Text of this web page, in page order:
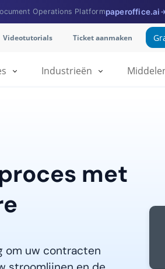
Operations Platformpaperoffice.ai
Videotutorials Ticket aanmaken
Industrieën
met
om uw contracten